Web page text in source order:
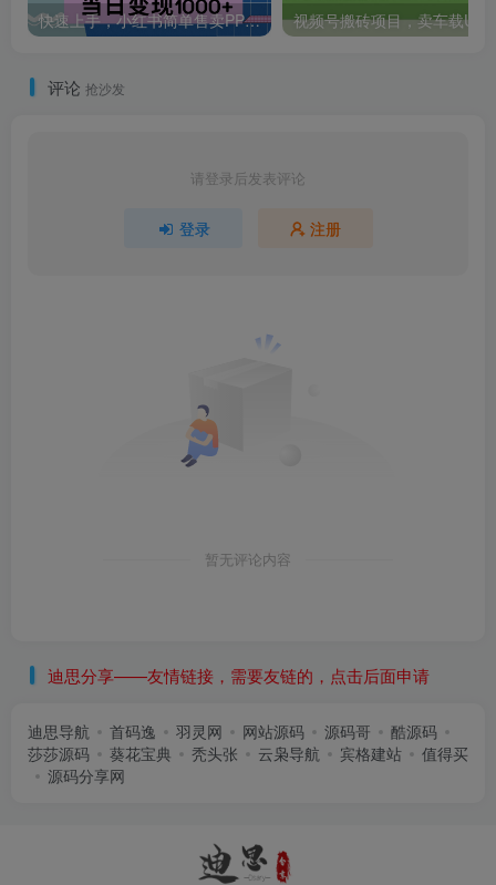
快速上手，小红书简单售卖PPT，当日变现1000+，就靠它
评论 抢沙发
请登录后发表评论
登录 注册
暂无评论内容
迪思分享——友情链接，需要友链的，点击后面申请
迪思导航 首码逸 羽灵网 网站源码 源码哥
酷源码
莎莎源码
葵花宝典 秃头张 云枭导航 宾格建站
值得买
源码分享网